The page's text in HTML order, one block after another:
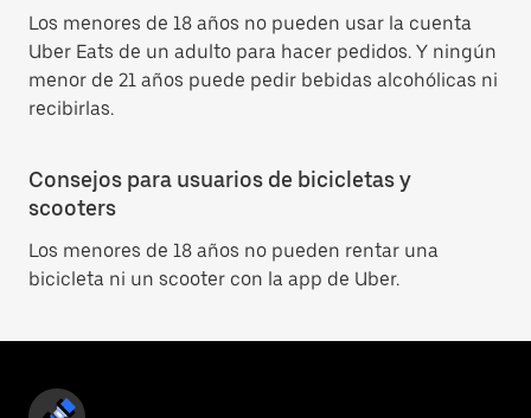
Los menores de 18 años no pueden usar la cuenta
Uber Eats de un adulto para hacer pedidos. Y ningún
menor de 21 años puede pedir bebidas alcohólicas ni
recibirlas.
Consejos para usuarios de bicicletas y
scooters
Los menores de 18 años no pueden rentar una
bicicleta ni un scooter con la app de Uber.